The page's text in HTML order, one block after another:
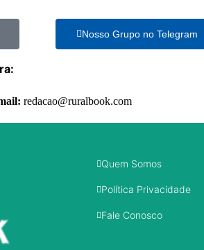
Nosso Grupo no Telegram
redacao@ruralbook.com
Quem Somos
Política Privacidade
Fale Conosco